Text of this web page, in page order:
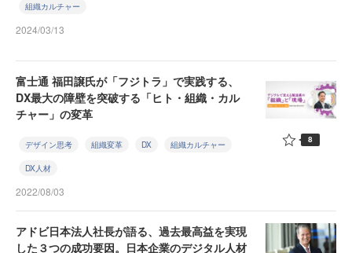
組織カルチャー
2024/03/13
富士通 福田譲氏が「フジトラ」で実践する、
DX最大の障壁を突破する「ヒト・組織・カル
チャー」の変革
デザイン思考 組織変革 DX 組織カルチャー
DX人材
2022/08/03
8
アドビ日本法人社長が語る、過去最高益を実現
した３つの成功要因。日本企業のデジタル人材